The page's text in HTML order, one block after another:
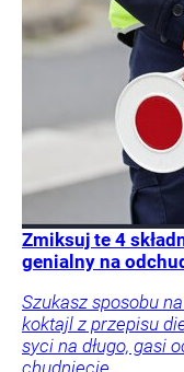
Zmiksuj te 4
genialny na
Szukasz sposobu
koktajl z przepisu
syci na długo, gasi
chudnięcie.